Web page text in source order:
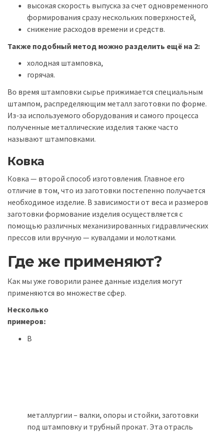
высокая скорость выпуска за счет одновременного
формирования сразу нескольких поверхностей,
снижение расходов времени и средств.
Также подобный метод можно разделить ещё на 2:
холодная штамповка,
горячая.
Во время штамповки сырье прижимается специальным
штампом, распределяющим металл заготовки по форме.
Из-за используемого оборудования и самого процесса
полученные металлические изделия также часто
называют штамповками.
Ковка
Ковка — второй способ изготовления. Главное его
отличие в том, что из заготовки постепенно получается
необходимое изделие. В зависимости от веса и размеров
заготовки формование изделия осуществляется с
помощью различных механизированных гидравлических
прессов или вручную — кувалдами и молотками.
Где же применяют?
Как мы уже говорили ранее данные изделия могут
применяются во множестве сфер.
Несколько
примеров:
В
металлургии – валки, опоры и стойки, заготовки
под штамповку и трубный прокат. Эта отрасль